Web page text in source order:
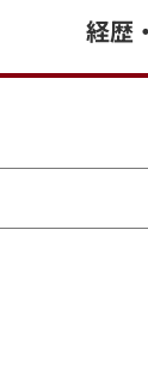
経歴